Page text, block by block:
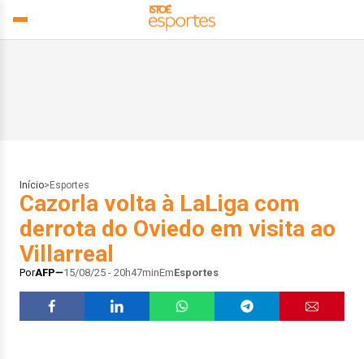
Início> Esportes
Cazorla volta à LaLiga com
derrota do Oviedo em visita ao
Villarreal
PorAFP 15/08/25 - 20h47minEmEsportes